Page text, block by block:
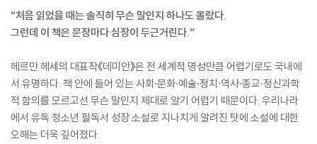
“처음 읽었을 때는 솔직히 무슨 말인지 하나도 몰랐다.
그런데 이 책은 문장마다 심장이 두근거린다.”
헤르만 헤세의 대표작《데미안》은 전 세계적 명성만큼 어렵기로도 국내에
서 유명하다. 책 안에 들어 있는 사회·문화·예술·정치·역사·종교·정신과학
적 함의를 모르고선 무슨 말인지 제대로 알기 어렵기 때문이다. 우리나라
에서 유독 청소년 필독서 성장 소설로 지나치게 알려진 탓에 소설에 대한
오해는 더욱 깊어졌다.